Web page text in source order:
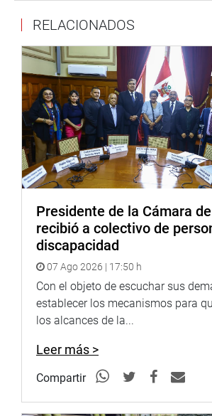
RELACIONADOS
Presidente de la Cámara
recibió a colectivo de
discapacidad
07 Ago 2026 | 17:50 h
Con el objeto de escuchar sus
establecer los mecanismos para
los alcances de la...
Leer más >
Compartir